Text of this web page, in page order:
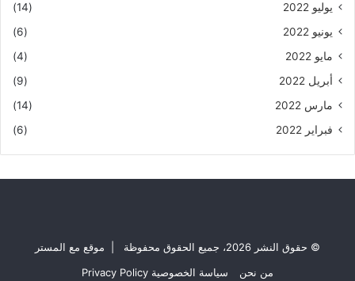
يوليو 2022
(14)
يونيو 2022
(6)
مايو 2022
(4)
أبريل 2022
(9)
مارس 2022
(14)
فبراير 2022
(6)
© حقوق النشر 2026، جميع الحقوق محفوظة | موقع مع المستر
من نحن
سياسة الخصوصية Privacy Policy